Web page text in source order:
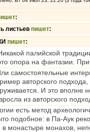
:
листьев пишет:
пишет:
палийской
опора на фантазии.
самостоятельные
авторского
И это вполне
из авторского
есть метод
подобное: в Па-Аук
в монастыре монахов,